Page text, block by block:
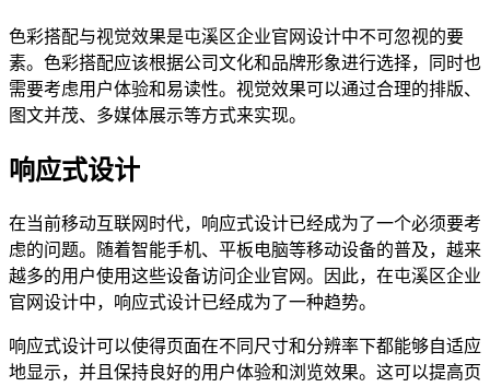
色彩搭配与视觉效果是屯溪区企业官网设计中不可忽视的要
素。色彩搭配应该根据公司文化和品牌形象进行选择，同时也
需要考虑用户体验和易读性。视觉效果可以通过合理的排版、
图文并茂、多媒体展示等方式来实现。
响应式设计
在当前移动互联网时代，响应式设计已经成为了一个必须要考
虑的问题。随着智能手机、平板电脑等移动设备的普及，越来
越多的用户使用这些设备访问企业官网。因此，在屯溪区企业
官网设计中，响应式设计已经成为了一种趋势。
响应式设计可以使得页面在不同尺寸和分辨率下都能够自适应
地显示，并且保持良好的用户体验和浏览效果。这可以提高页